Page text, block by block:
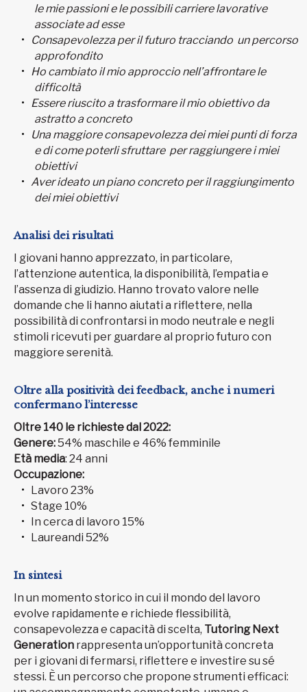
le mie passioni e le possibili carriere lavorative
associate ad esse
Consapevolezza per il futuro tracciando un percorso
approfondito
Ho cambiato il mio approccio nell’affrontare le
difficoltà
Essere riuscito a trasformare il mio obiettivo da
astratto a concreto
Una maggiore consapevolezza dei miei punti di forza
e di come poterli sfruttare per raggiungere i miei
obiettivi
Aver ideato un piano concreto per il raggiungimento
dei miei obiettivi
Analisi dei risultati
I giovani hanno apprezzato, in particolare,
l’attenzione autentica, la disponibilità, l’empatia e
l’assenza di giudizio. Hanno trovato valore nelle
domande che li hanno aiutati a riflettere, nella
possibilità di confrontarsi in modo neutrale e negli
stimoli ricevuti per guardare al proprio futuro con
maggiore serenità.
Oltre alla positività dei feedback, anche i numeri
confermano l’interesse
Oltre 140 le richieste dal 2022:
Genere:54% maschile e 46% femminile
Età media: 24 anni
Occupazione:
Lavoro 23%
Stage 10%
In cerca di lavoro 15%
Laureandi 52%
In sintesi
In un momento storico in cui il mondo del lavoro
evolve rapidamente e richiede flessibilità,
consapevolezza e capacità di scelta, Tutoring Next
Generation rappresenta un’opportunità concreta
per i giovani di fermarsi, riflettere e investire su sé
stessi. È un percorso che propone strumenti efficaci: